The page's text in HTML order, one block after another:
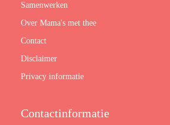
Samenwerken
Over Mama's met thee
Contact
Disclaimer
Privacy informatie
Contactinformatie